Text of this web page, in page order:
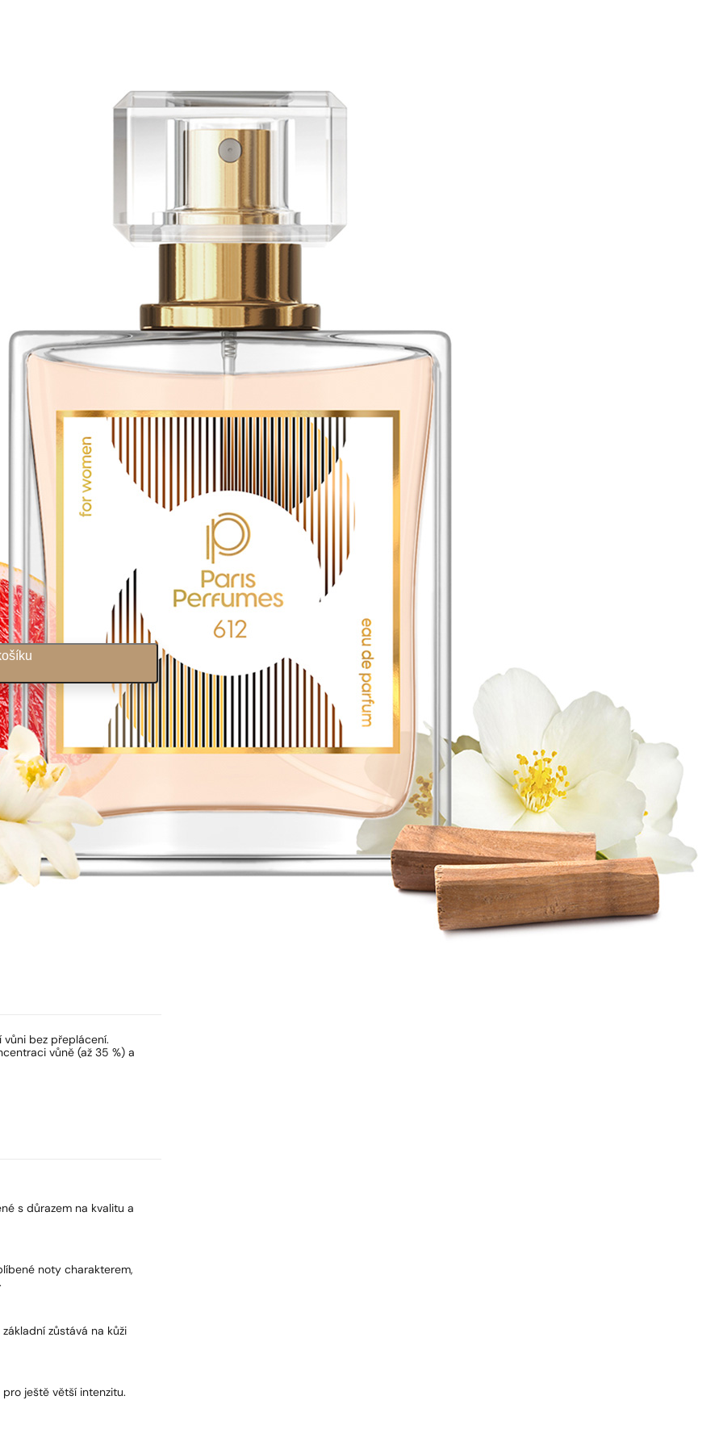
Parizske.cz
vůni bez přeplácení.
vůně (až 35 %) a
s důrazem na kvalitu a
noty charakterem,
zůstává na kůži
pro ještě větší intenzitu.